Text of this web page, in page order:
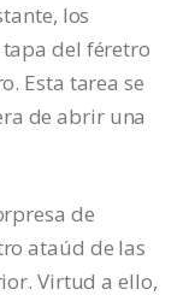
los
del féretro
Esta tarea se
de abrir una
de
ataúd de las
Virtud a ello,